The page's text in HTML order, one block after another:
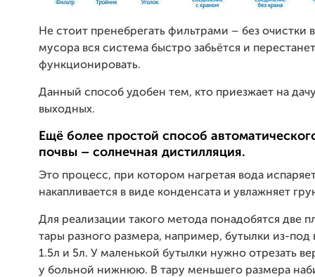
Не стоит пренебрегать фильтрами – без очистки
мусора вся система быстро забьётся и перестанет
функционировать.
Данный способ удобен тем, кто приезжает на
выходных.
Ещё более простой способ
почвы – солнечная дистилляция.
Это процесс, при котором нагретая вода
накапливается в виде конденсата и увлажняет
Для реализации такого метода понадобятся две
тары разного размера, например, бутылки из-
1.5л и 5л. У маленькой бутылки нужно отрезать
у больной нижнюю. В тару меньшего размера